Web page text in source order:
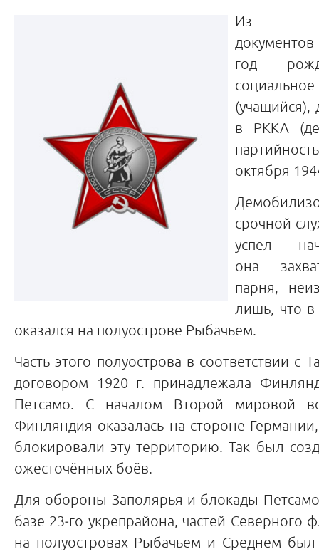
Из
год
(учащийся),
в РККА
октября
срочной
успел –
она
парня,
лишь, что в
оказался на полуострове Рыбачьем.
Часть этого полуострова в соответствии с
договором 1920 г. принадлежала
Петсамо. С началом Второй мировой
Финляндия оказалась на стороне
блокировали эту территорию. Так был
ожесточённых боёв.
Для обороны Заполярья и блокады
базе 23‑го укрепрайона, частей Северного
на полуостровах Рыбачьем и Среднем